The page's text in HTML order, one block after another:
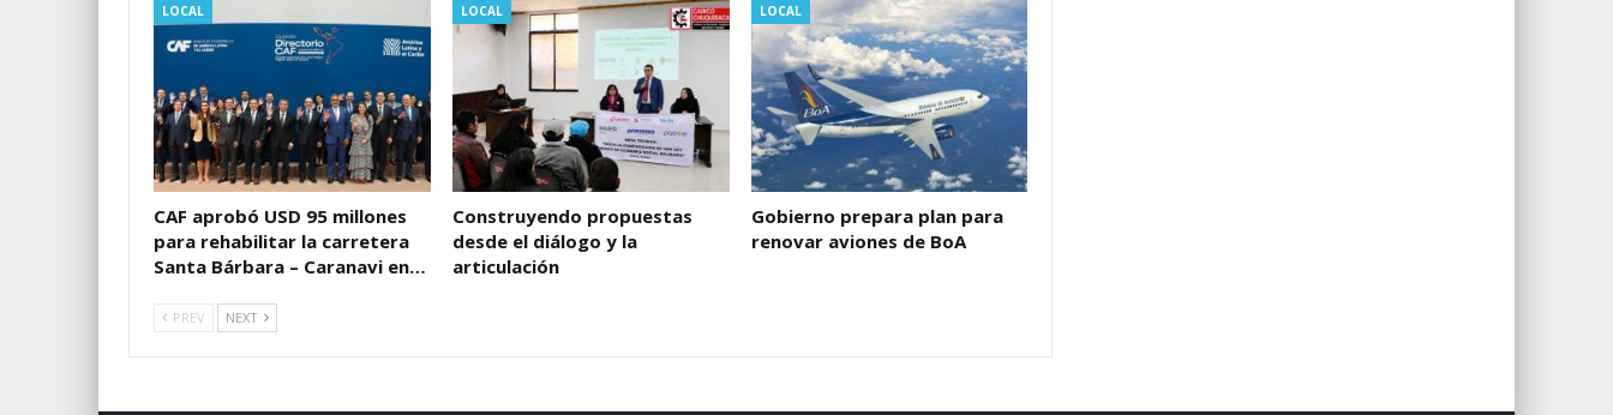
LOCAL
CAF aprobó USD 95 millones
para rehabilitar la carretera
Santa Bárbara – Caranavi en…
LOCAL
Construyendo propuestas
desde el diálogo y la
articulación
LOCAL
Gobierno prepara plan para
renovar aviones de BoA
PREV NEXT